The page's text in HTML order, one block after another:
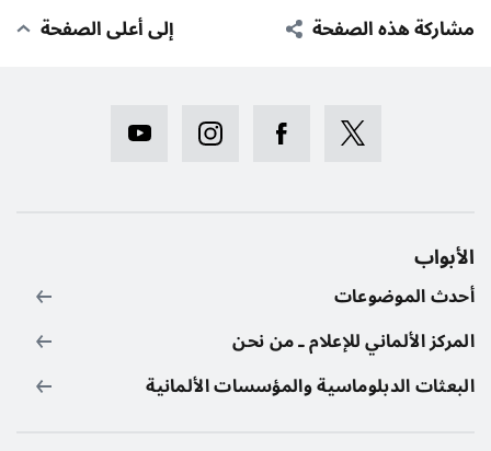
مشاركة هذه الصفحة إلى أعلى الصفحة
الأبواب
أحدث الموضوعات
المركز الألماني للإعلام ـ من نحن
البعثات الدبلوماسية والمؤسسات الألمانية